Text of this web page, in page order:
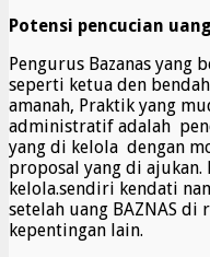
Potensi pencucian
Pengurus Bazanas yang
seperti ketua den
amanah, Praktik yang
administratif adalah
yang di kelola dengan
proposal yang di ajukan.
kelola.sendiri kendati
setelah uang BAZNAS
kepentingan lain.